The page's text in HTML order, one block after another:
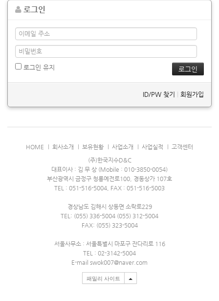
로그인
로그인 유지
ID/PW 찾기 회원가입
HOME 회사소개 보유현황 사업소개 사업실적
고객센터
(주)한국지수D&C
대표이사 : 김 무 상 (Mobile : 010-3850-0054)
부산광역시 금정구 청룡예전로100, 경동상가 107호
TEL : 051-516-5004, FAX : 051-516-5003
경상남도 김해시 상동면 소락로229
TEL: (055) 336-5004 (055) 312-5004
FAX: (055) 323-5004
서울사무소 : 서울특별시 마포구 잔다리로 116
TEL : 02-3142-5004
E-mail swok007@naver.com
패밀리 사이트